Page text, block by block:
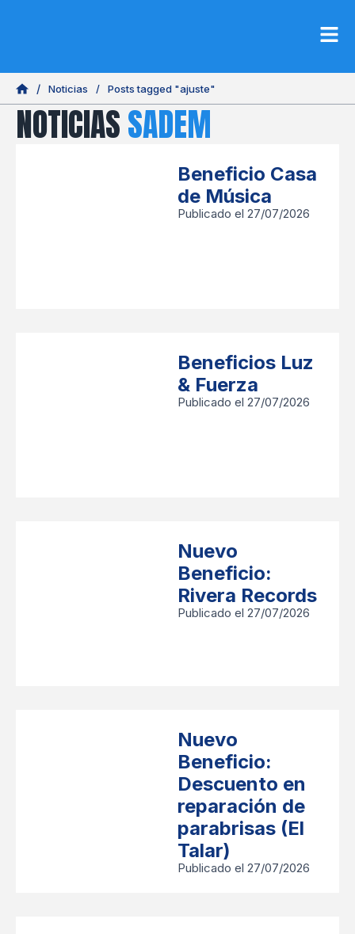
Noticias / Posts tagged "ajuste"
NOTICIASSADEM
Beneficio Casa
de Música
Publicado el 27/07/2026
Beneficios Luz
& Fuerza
Publicado el 27/07/2026
Nuevo
Beneficio:
Rivera Records
Publicado el 27/07/2026
Nuevo
Beneficio:
Descuento en
reparación de
parabrisas (El
Talar)
Publicado el 27/07/2026